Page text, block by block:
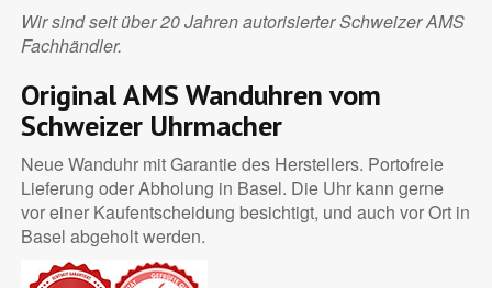
Wir sind seit über 20 Jahren autorisierter Schweizer AMS
Fachhändler.
Original AMS Wanduhren vom
Schweizer Uhrmacher
Neue Wanduhr mit Garantie des Herstellers. Portofreie
Lieferung oder Abholung in Basel. Die Uhr kann gerne
vor einer Kaufentscheidung besichtigt, und auch vor Ort in
Basel abgeholt werden.